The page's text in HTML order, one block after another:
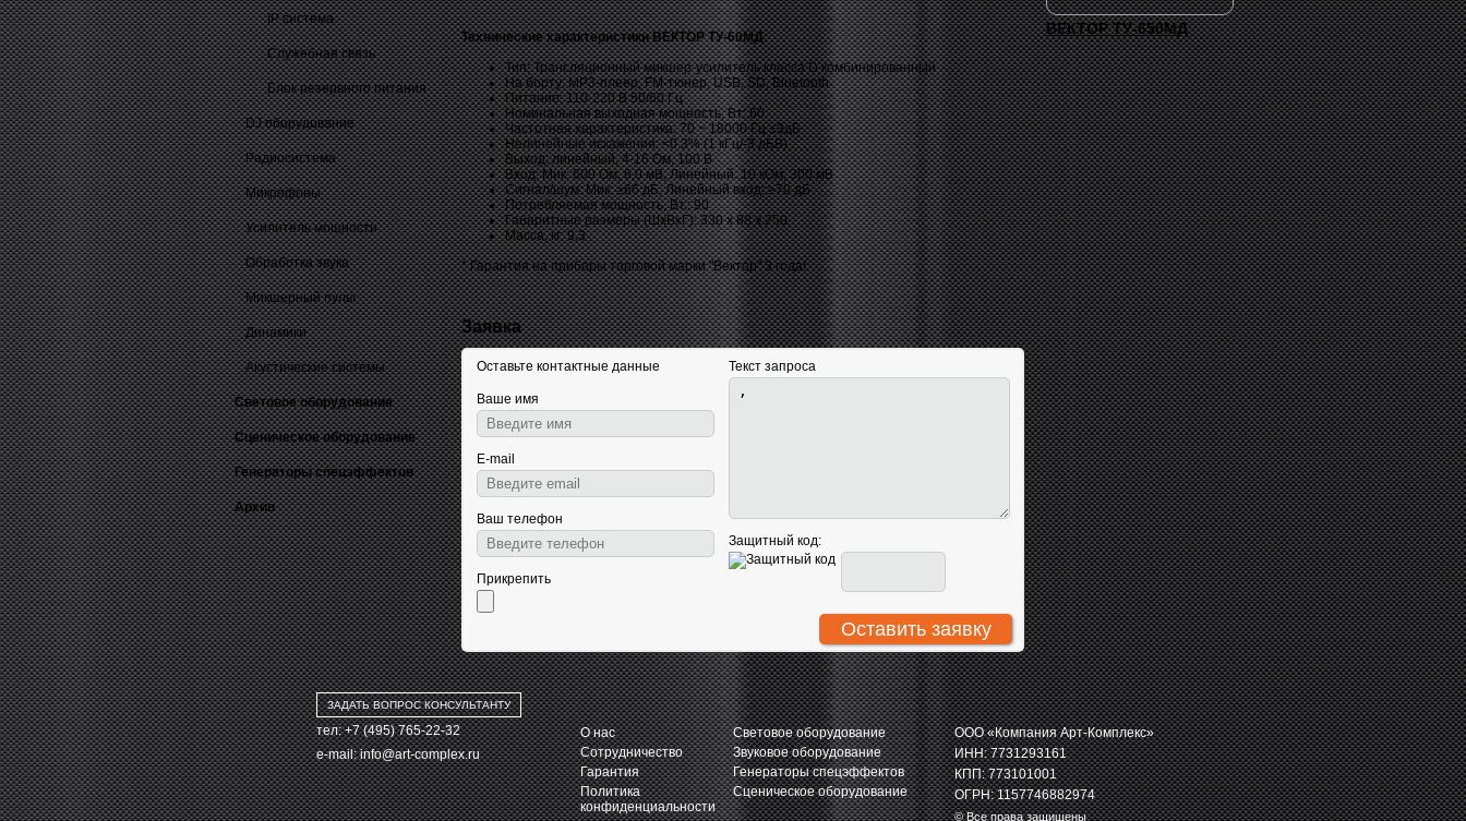
IP система
Cлужебная связь
Блок резервного питания
DJ оборудование
Радиосистема
Микрофоны
Усилитель мощности
Обработка звука
Микшерный пульт
Динамики
Акустические системы
Световое оборудование
Сценическое оборудование
Генераторы спецэффектов
Архив
Технические характеристики ВЕКТОР ТУ-60МД:
Тип: Трансляционный микшер-усилитель класса D комбинированный
На борту: MP3-плеер, FM-тюнер, USB, SD, Bluetooth
Питание: 110-220 В 50/60 Гц
Номинальная выходная мощность, Вт: 60
Частотная характеристика: 70 ~ 18000 Гц ±3дБ
Нелинейные искажения: <0.3% (1 кГц/-3 дБВ)
Выход: линейный, 4-16 Ом, 100 В
Вход: Мик: 600 Ом, 6,0 мВ, Линейный: 10 кОм, 300 мВ
Сигнал/шум: Мик: ≥66 дБ, Линейный вход: ≥70 дБ
Потребляемая мощность, Вт.: 90
Габаритные размеры (ШxВxГ): 330 х 88 х 250
Масса, кг: 9,3
* Гарантия на приборы торговой марки "Вектор" 3 года!
Заявка
Оставьте контактные данные
Ваше имя
E-mail
Ваш телефон
Прикрепить
Текст запроса
Защитный код:
ВЕКТОР ТУ-650МД
ЗАДАТЬ ВОПРОС КОНСУЛЬТАНТУ
тел: +7 (495) 765-22-32
e-mail:info@art-complex.ru
О нас
Сотрудничество
Гарантия
Политика
конфиденциальности
Световое оборудование
Звуковое оборудование
Генераторы спецэффектов
Сценическое оборудование
ООО «Компания Арт-Комплекс»
ИНН: 7731293161
КПП: 773101001
ОГРН: 1157746882974
© Все права защищены